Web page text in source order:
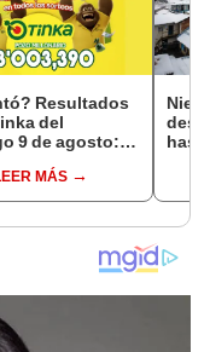
Resultados
del
9 de agosto:
del Pozo
boliyapa,
MÁS
la